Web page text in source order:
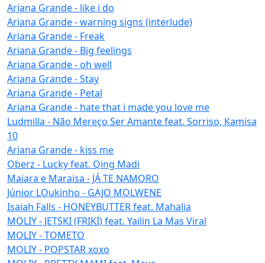
Ariana Grande - like i do
Ariana Grande - warning signs (interlude)
Ariana Grande - Freak
Ariana Grande - Big feelings
Ariana Grande - oh well
Ariana Grande - Stay
Ariana Grande - Petal
Ariana Grande - hate that i made you love me
Ludmilla - Não Mereço Ser Amante feat. Sorriso, Kamisa
10
Ariana Grande - kiss me
Oberz - Lucky feat. Qing Madi
Maiara e Maraisa - JÁ TE NAMORO
Júnior LOukinho - GAJO MOLWENE
Isaiah Falls - HONEYBUTTER feat. Mahalia
MOLIY - JETSKI (FRIKI) feat. Yailin La Mas Viral
MOLIY - TOMETO
MOLIY - POPSTAR xoxo